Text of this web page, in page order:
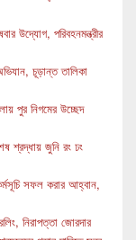
উদ্যোগ, পরিবহনমন্ত্রীর
চূড়ান্ত তালিকা
পুর নিগমের উচ্ছেদ
শ্রদ্ধায় জুনি রং ঢং
সফল করার আহ্বান,
নিরাপত্তা জোরদার